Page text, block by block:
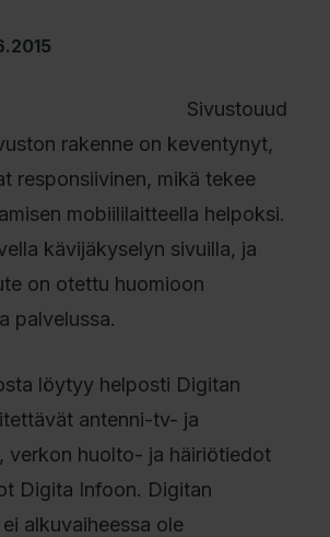
Sivustouud
rakenne on keventynyt,
responsiivinen, mikä tekee
mobiililaitteella helpoksi.
kävijäkyselyn sivuilla, ja
on otettu huomioon
palvelussa.
löytyy helposti Digitan
antenni-tv- ja
verkon huolto- ja häiriötiedot
Digita Infoon. Digitan
alkuvaiheessa ole